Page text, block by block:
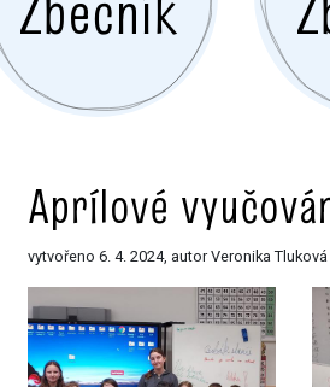
Aprílové
vytvořeno 6. 4. 2024, autor Veronika Tluková